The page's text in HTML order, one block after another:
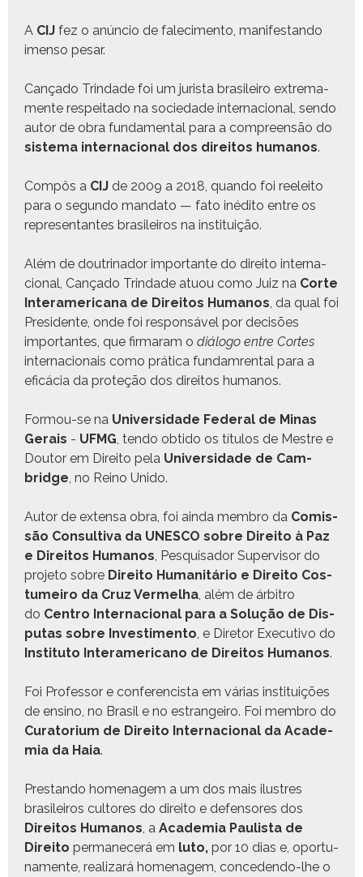
A CIJ fez o anún­cio de falec­i­men­to, man­i­fe­s­tando
imen­so pesar.
Cança­do Trindade foi um jurista brasileiro extrema­
mente respeita­do na sociedade inter­na­cional, sendo
autor de obra fun­da­men­tal para a com­preen­são do
sis­tema inter­na­cional dos dire­itos humanos.
Com­pôs a CIJ de 2009 a 2018, quan­do foi reeleito
para o segun­do manda­to — fato inédi­to entre os
rep­re­sen­tantes brasileiros na instituição.
Além de doutri­nador impor­tante do dire­ito inter­na­
cional, Cança­do Trindade atu­ou como Juiz na Corte
Inter­amer­i­cana de Dire­itos Humanos, da qual foi
Pres­i­dente, onde foi respon­sáv­el por decisões
impor­tantes, que fir­maram o diál­o­go entre Cortes
inter­na­cionais como práti­ca fun­dam­rental para a
eficá­cia da pro­teção dos dire­itos humanos.
For­mou-se na Uni­ver­si­dade Fed­er­al de Minas
Gerais - UFMG, ten­do obti­do os títu­los de Mestre e
Doutor em Dire­ito pela Uni­ver­si­dade de Cam­
bridge, no Reino Unido.
Autor de exten­sa obra, foi ain­da mem­bro da Comis­
são Con­sul­ti­va da UNESCO sobre Dire­ito à Paz
e Dire­itos Humanos, Pesquisador Super­vi­sor do
pro­je­to sobre Dire­ito Human­itário e Dire­ito Cos­
tumeiro da Cruz Ver­mel­ha, além de árbi­tro
do Cen­tro Inter­na­cional para a Solução de Dis­
putas sobre Inves­ti­men­to, e Dire­tor Exec­u­ti­vo do
Insti­tu­to Inter­amer­i­cano de Dire­itos Humanos.
Foi Pro­fes­sor e con­fer­encista em várias insti­tu­ições
de ensi­no, no Brasil e no estrangeiro. Foi mem­bro do
Cura­to­ri­um de Dire­ito Inter­na­cional da Acad­e­
mia da Haia.
Pre­stando hom­e­nagem a um dos mais ilus­tres
brasileiros cul­tores do dire­ito e defen­sores dos
Dire­itos Humanos, a Acad­e­mia Paulista de
Dire­ito per­manecerá em luto, por 10 dias e, opor­tu­
na­mente, realizará hom­e­nagem, conce­den­do-lhe o